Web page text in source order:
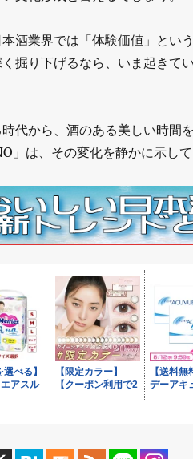
酒業界では「体験価値」とい
く掘り下げるなら、いま起きて
代から、酒のある美しい時間
」は、その変化を静かに示して